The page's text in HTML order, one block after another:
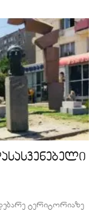
ტერიტორიაზე